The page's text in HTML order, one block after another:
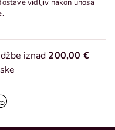
vidljiv nakon unosa
iznad 200,00 €